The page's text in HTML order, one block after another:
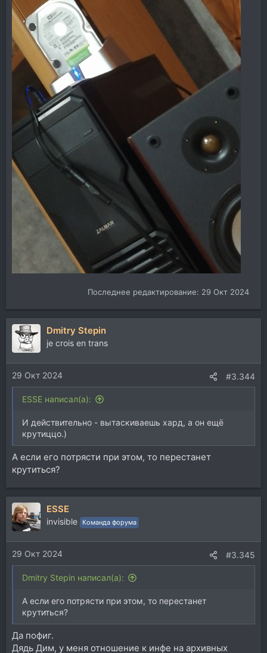
Последнее редактирование: 29 Окт 2024
Dmitry Stepin
je crois en trans
29 Окт 2024 #3.344
ESSE написал(а):
И действительно - вытаскиваешь хард, а он ещё
крутиццо.)
А если его потрясти при этом, то перестанет
крутиться?
ESSE
invisible Команда форума
29 Окт 2024 #3.345
Dmitry Stepin написал(а):
А если его потрясти при этом, то перестанет
крутиться?
Да пофиг.
Дядь Дим, у меня отношение к инфе на архивных